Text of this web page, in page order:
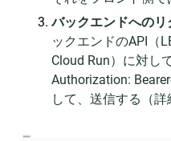
バックエンドへのリ
ックエンドのAPI（
Cloud Run）に対し
Authorization:
して、送信する（詳